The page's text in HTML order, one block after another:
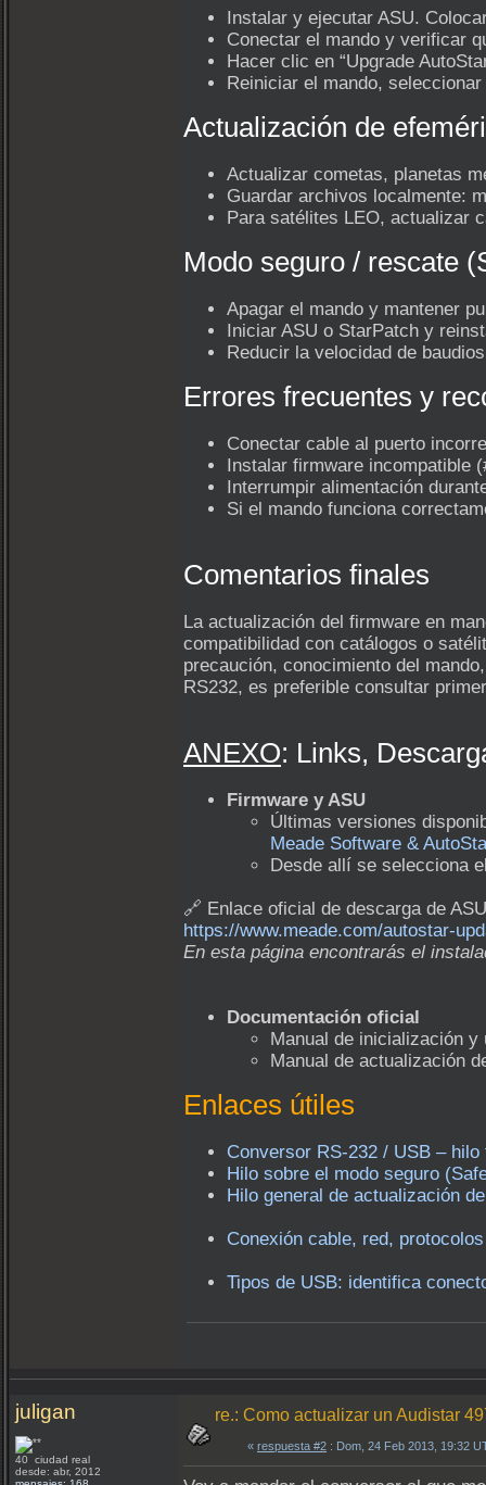
Instalar y ejecutar ASU.
Conectar el mando y verificar
Hacer clic en “Upgrade
Reiniciar el mando,
Actualización de
Actualizar cometas, planetas
Guardar archivos localmente:
Para satélites LEO, actualizar
Modo seguro / rescate
Apagar el mando y mantener
Iniciar ASU o StarPatch y
Reducir la velocidad de
Errores frecuentes y
Conectar cable al puerto
Instalar firmware incompatible
Interrumpir alimentación
Si el mando funciona
Comentarios finales
La actualización del firmware en
compatibilidad con catálogos o
precaución, conocimiento del
RS232, es preferible consultar
ANEXO: Links,
Firmware y ASU
Últimas versiones
Meade Software &
Desde allí se selecciona
🔗 Enlace oficial de descarga de
https://www.meade.com/autostar-
En esta página encontrarás el
Documentación oficial
Manual de inicialización
Manual de actualización
Enlaces útiles
Conversor RS-232 / USB – hilo
Hilo sobre el modo seguro
Hilo general de actualización
Conexión cable, red,
Tipos de USB: identifica
juligan
40 ciudad real
desde: abr, 2012
re.: Como actualizar un Audistar
« respuesta #2 : Dom, 24 Feb 2013, 19:32